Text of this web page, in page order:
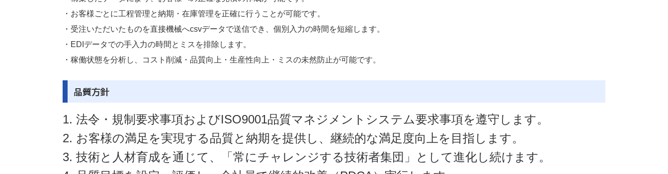
・お客様ごとに工程管理と納期・在庫管理を正確に行うことが可能です。
・受注いただいたものを直接機械へcsvデータで送信でき、個別入力の時間を短縮します。
・EDIデータでの手入力の時間とミスを排除します。
・稼働状態を分析し、コスト削減・品質向上・生産性向上・ミスの未然防止が可能です。
品質方針
1. 法令・規制要求事項およびISO9001品質マネジメントシステム要求事項を遵守します。
2. お客様の満足を実現する品質と納期を提供し、継続的な満足度向上を目指します。
3. 技術と人材育成を通じて、「常にチャレンジする技術者集団」として進化し続けます。